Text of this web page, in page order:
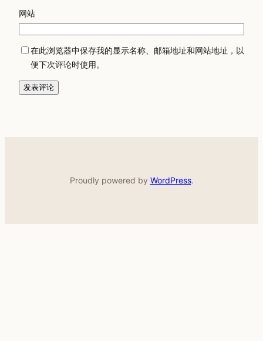
网站
在此浏览器中保存我的显示名称、邮箱地址和网站地址，以
便下次评论时使用。
Proudly powered by WordPress.